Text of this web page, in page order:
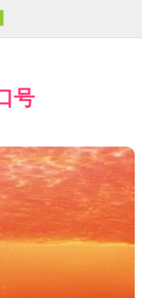
号